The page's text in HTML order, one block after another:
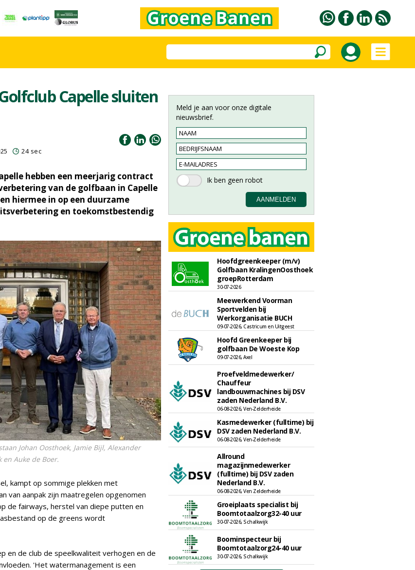
Capelle sluiten
24 sec
hebben een meerjarig contract
van de golfbaan in Capelle
hiermee in op een duurzame
en toekomstbestendig
Johan Oosthoek, Jamie Bijl, Alexander
en Auke de Boer.
kampt op sommige plekken met
van aanpak zijn maatregelen opgenomen
de fairways, herstel van diepe putten en
op de greens wordt
en de club de speelkwaliteit verhogen en de
'Het watermanagement is een
Meld je aan voor onze digitale
nieuwsbrief.
Hoofdgreenkeeper (m/v)
Golfbaan KralingenOosthoek
groepRotterdam
30-07-2026
Meewerkend Voorman
Sportvelden bij
Werkorganisatie BUCH
09-07-2026, Castricum en Uitgeest
Hoofd Greenkeeper bij
golfbaan De Woeste Kop
09-07-2026, Axel
Proefveldmedewerker/
Chauffeur
landbouwmachines bij DSV
zaden Nederland B.V.
06-08-2026, Ven-Zelderheide
Kasmedewerker (fulltime) bij
DSV zaden Nederland B.V.
06-08-2026, Ven-Zelderheide
Allround
magazijnmedewerker
(fulltime) bij DSV zaden
Nederland B.V.
06-08-2026, Ven Zelderheide
Groeiplaats specialist bij
Boomtotaalzorg32-40 uur
30-07-2026, Schalkwijk
Boominspecteur bij
Boomtotaalzorg24-40 uur
30-07-2026, Schalkwijk